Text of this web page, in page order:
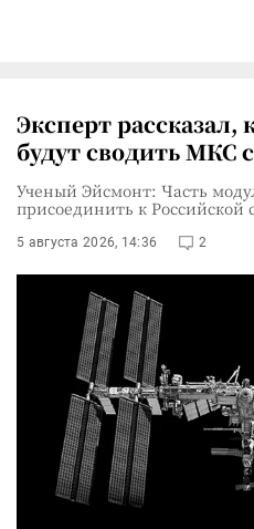
Эксперт
будут сводить МКС
Ученый Эйсмонт: Часть
присоединить к Российской
5 августа 2026, 14:36 2